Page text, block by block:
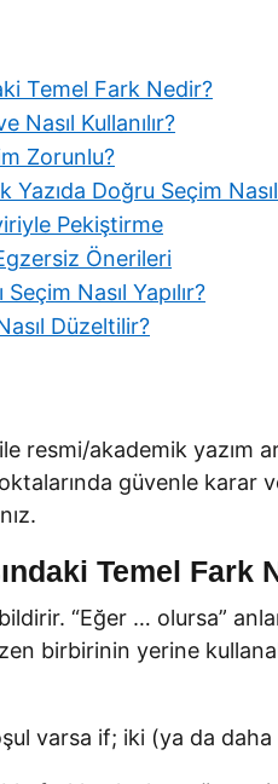
Temel Fark Nedir?
Kullanılır?
Zorunlu?
Doğru Seçim Nasıl
Pekiştirme
Önerileri
Nasıl Yapılır?
Düzeltilir?
resmi/akademik yazım
güvenle karar
Temel Fark
“Eğer … olursa”
birbirinin yerine
varsa if; iki (ya da